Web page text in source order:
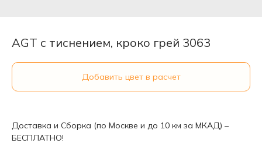
AGT с тиснением, кроко грей 3063
Добавить цвет в расчет
Доставка и Сборка (по Москве и до 10 км за МКАД) –
БЕСПЛАТНО!